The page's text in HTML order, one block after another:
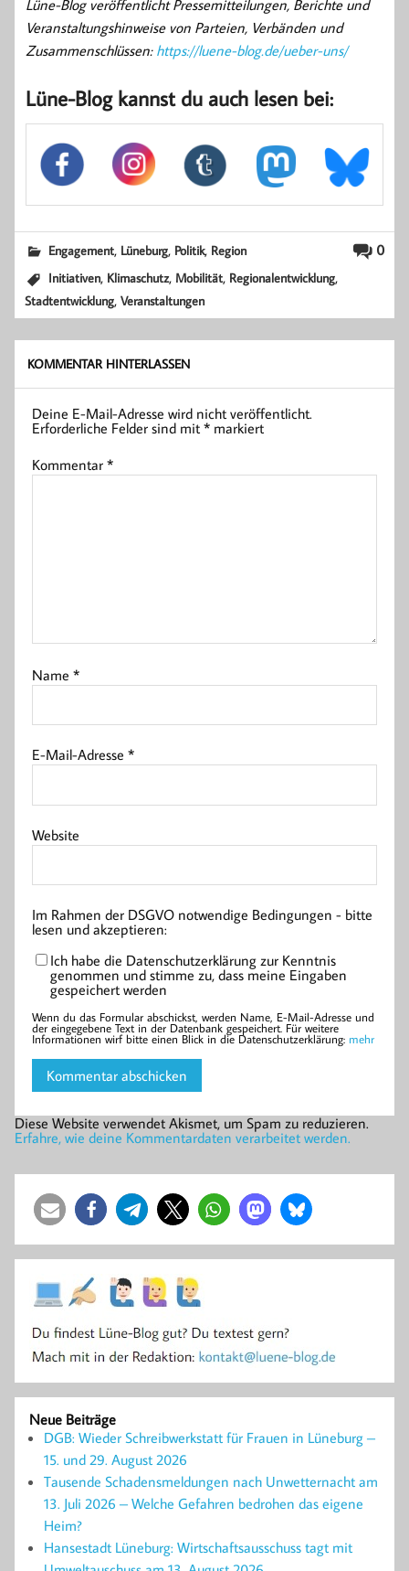
Lüne-Blog veröffentlicht Pressemitteilungen, Berichte und
Veranstaltungshinweise von Parteien, Verbänden und
Zusammenschlüssen: https://luene-blog.de/ueber-uns/
Lüne-Blog kannst du auch lesen bei:
0
Engagement, Lüneburg, Politik, Region
Initiativen, Klimaschutz, Mobilität, Regionalentwicklung,
Stadtentwicklung,Veranstaltungen
KOMMENTAR HINTERLASSEN
Deine E-Mail-Adresse wird nicht veröffentlicht.
Erforderliche Felder sind mit* markiert
Kommentar*
Name*
E-Mail-Adresse*
Website
Im Rahmen der DSGVO notwendige Bedingungen - bitte
lesen und akzeptieren:
Ich habe die Datenschutzerklärung zur Kenntnis
genommen und stimme zu, dass meine Eingaben
gespeichert werden
Wenn du das Formular abschickst, werden Name, E-Mail-Adresse und
der eingegebene Text in der Datenbank gespeichert. Für weitere
Informationen wirf bitte einen Blick in die Datenschutzerklärung: mehr
Diese Website verwendet Akismet, um Spam zu reduzieren.
Erfahre, wie deine Kommentardaten verarbeitet werden.
Neue Beiträge
DGB: Wieder Schreibwerkstatt für Frauen in Lüneburg –
15. und 29. August 2026
Tausende Schadensmeldungen nach Unwetternacht am
13. Juli 2026 – Welche Gefahren bedrohen das eigene
Heim?
Hansestadt Lüneburg: Wirtschaftsausschuss tagt mit